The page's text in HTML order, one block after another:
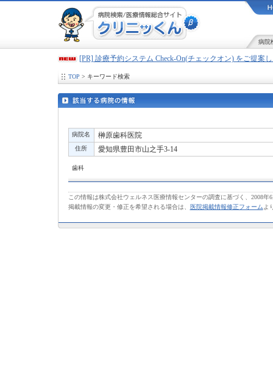
病院
[PR] 診療予約システム Check-On(チェックオン) をご提案
TOP > キーワード検索
病院名 榊原歯科医院
住所 愛知県豊田市山之手3-14
歯科
この情報は株式会社ウェルネス医療情報センターの調査に基づく、2008年
掲載情報の変更・修正を希望される場合は、
医院掲載情報修正フォーム よ